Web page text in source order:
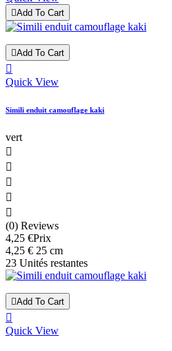
Add To Cart
Add To Cart

Quick View
Simili enduit camouflage kaki
vert





(0) Reviews
4,25 €Prix
4,25 € 25 cm
23 Unités restantes
Add To Cart

Quick View